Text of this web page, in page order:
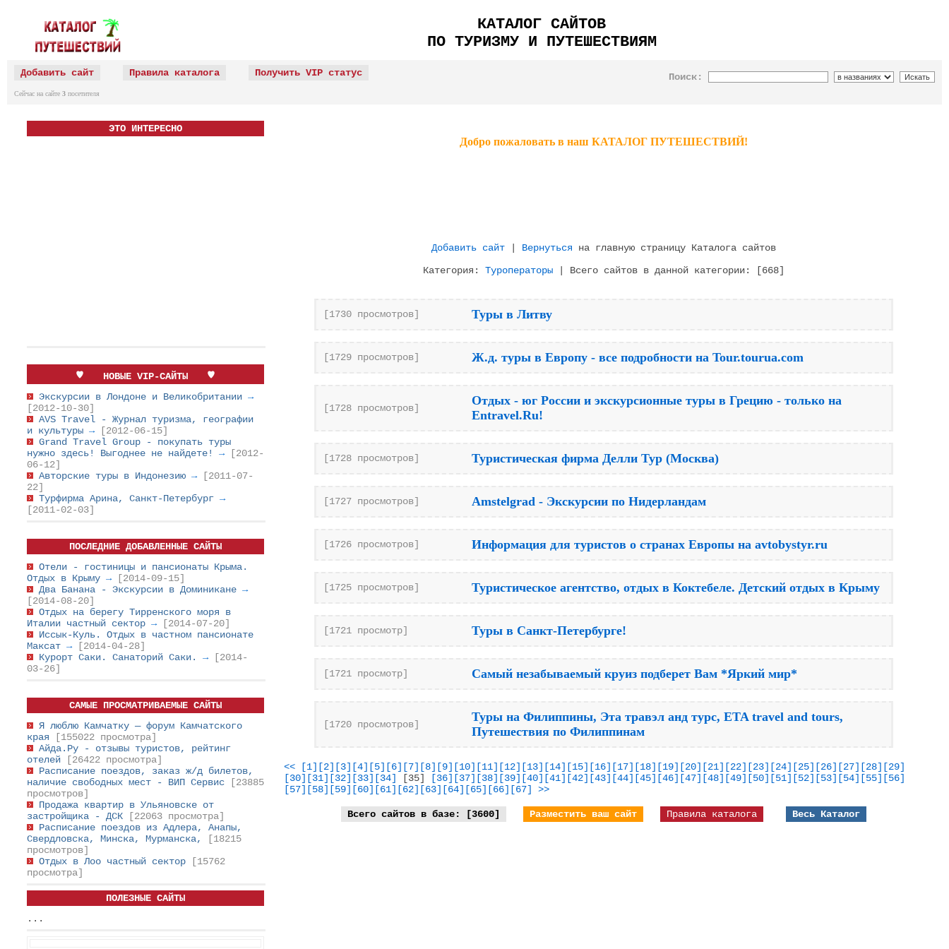
КАТАЛОГ САЙТОВ
ПО ТУРИЗМУ И ПУТЕШЕСТВИЯМ
Добавить сайт Правила каталога Получить VIP статус
Сейчас на сайте 3 посетителя
Поиск:
ЭТО ИНТЕРЕСНО
НОВЫЕ VIP-САЙТЫ
Экскурсии в Лондоне и Великобритании →
[2012-10-30]
AVS Travel - Журнал туризма, географии
и культуры →
[2012-06-15]
Grand Travel Group - покупать туры
нужно здесь! Выгоднее не найдете! →
[2012-
06-12]
Авторские туры в Индонезию →
[2011-07-
22]
Турфирма Арина, Санкт-Петербург →
[2011-02-03]
ПОСЛЕДНИЕ ДОБАВЛЕННЫЕ САЙТЫ
Отели - гостиницы и пансионаты Крыма.
Отдых в Крыму →
[2014-09-15]
Два Банана - Экскурсии в Доминикане →
[2014-08-20]
Отдых на берегу Тирренского моря в
Италии частный сектор →
[2014-07-20]
Иссык-Куль. Отдых в частном пансионате
Максат →
[2014-04-28]
Курорт Саки. Санаторий Саки. →
[2014-
03-26]
САМЫЕ ПРОСМАТРИВАЕМЫЕ САЙТЫ
Я люблю Камчатку — форум Камчатского
края
[155022 просмотра]
Айда.Ру - отзывы туристов, рейтинг
отелей
[26422 просмотра]
Расписание поездов, заказ ж/д билетов,
наличие свободных мест - ВИП Сервис
[23885
просмотров]
Продажа квартир в Ульяновске от
застройщика - ДСК
[22063 просмотра]
Расписание поездов из Адлера, Анапы,
Свердловска, Минска, Мурманска,
[18215
просмотров]
Отдых в Лоо частный сектор
[15762
просмотра]
ПОЛЕЗНЫЕ САЙТЫ
...
Добро пожаловать в наш КАТАЛОГ ПУТЕШЕСТВИЙ!
Добавить сайт Вернуться на главную страницу Каталога сайтов
Категория: Туроператоры | Всего сайтов в данной категории: [668]
[1730 просмотров] Туры в Литву
[1729 просмотров] Ж.д. туры в Европу - все подробности на Tour.tourua.com
[1728 просмотров]
Отдых - юг России и экскурсионные туры в Грецию - только на
Entravel.Ru!
[1728 просмотров] Туристическая фирма Делли Тур (Москва)
[1727 просмотров] Amstelgrad - Экскурсии по Нидерландам
[1726 просмотров] Информация для туристов о странах Европы на avtobystyr.ru
[1725 просмотров] Туристическое агентство, отдых в Коктебеле. Детский отдых в Крыму
[1721 просмотр] Туры в Санкт-Петербурге!
[1721 просмотр] Самый незабываемый круиз подберет Вам *Яркий мир*
[1720 просмотров]
Туры на Филиппины, Эта травэл анд турс, ETA travel and tours,
Путешествия по Филиппинам
<< [1] [2] [3] [4] [5] [6] [7] [8] [9] [10] [11] [12] [13] [14] [15] [16] [17] [18] [19] [20] [21] [22] [23] [24] [25] [26] [27] [28] [29]
[30] [31] [32] [33] [34] [35] [36] [37] [38] [39] [40] [41] [42] [43] [44] [45] [46] [47] [48] [49] [50] [51] [52] [53] [54] [55] [56]
[57] [58] [59] [60] [61] [62] [63] [64] [65] [66] [67] >>
Всего сайтов в базе: [3600] Разместить ваш сайт Правила каталога Весь Каталог